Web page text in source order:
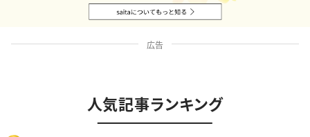
広告
人気記事ランキング